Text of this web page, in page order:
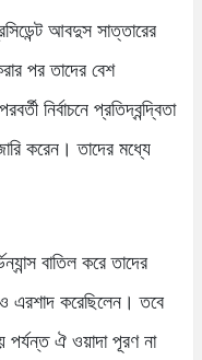
আবদুস সাত্তারের
পর তাদের বেশ
নির্বাচনে প্রতিদ্বন্দ্বিতা
করেন। তাদের মধ্যে
বাতিল করে তাদের
এরশাদ করেছিলেন। তবে
পর্যন্ত ঐ ওয়াদা পূরণ না